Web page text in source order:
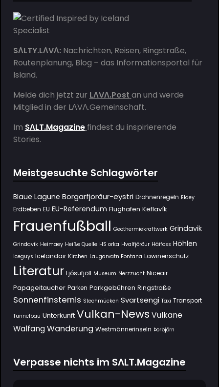
SΛLTY.LΛVΛ:Nachrichten, Reisen, Ringstraße,
Routenplanung, Blog – das Informationsportal für
Island.
Melde dich jetzt zur LΛVΛ.Post an und werde
Mitglied in der LΛVΛ.Gemeinschaft.
Im SΛLT.Magazine findest du inspirierende
Stories.
Meistgesuchte Schlagwörter
Blaue Lagune Borgarfjörður-eystri Drohnenregeln Eldey
Erdbeben EU EU-Referendum Flughafen Keflavík
Frauenfußball Geothermiekraftwerk Grindavik
Grindavík Heimaey Heiße Quelle HS orka Hvalfjörður Háifoss Höhlen
Iceguys Icelandair Kirchen Laugarvatn Fontana Lawinenschutz
Literatur Ljósufjöll Museum Nerzzucht Niceair
Papageitaucher Parken Parkgebühren Ringstraße
Sonnenfinsternis Stechmücken Svartsengi Taxi Transport
Tunnelbau Unterkunft Vulkan-News Vulkane
Walfang Wanderung Westmännerinseln Þorbjörn
Verpasse nichts im SΛLT.Magazine